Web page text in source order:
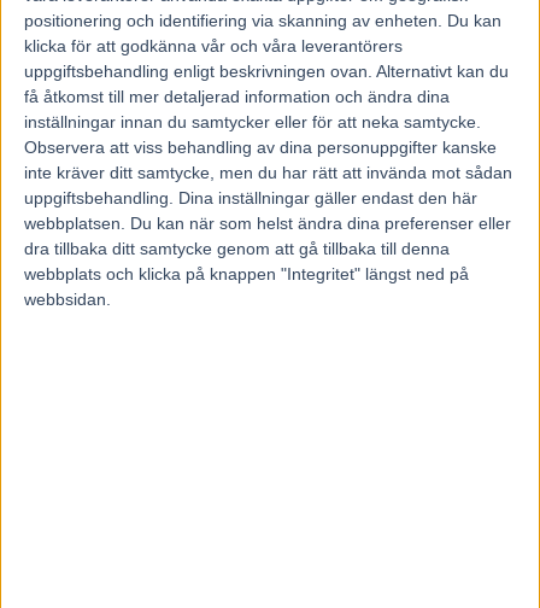
positionering och identifiering via skanning av enheten. Du kan
klicka för att godkänna vår och våra leverantörers
uppgiftsbehandling enligt beskrivningen ovan. Alternativt kan du
få åtkomst till mer detaljerad information och ändra dina
inställningar innan du samtycker eller för att neka samtycke.
Observera att viss behandling av dina personuppgifter kanske
inte kräver ditt samtycke, men du har rätt att invända mot sådan
uppgiftsbehandling. Dina inställningar gäller endast den här
webbplatsen. Du kan när som helst ändra dina preferenser eller
dra tillbaka ditt samtycke genom att gå tillbaka till denna
webbplats och klicka på knappen "Integritet" längst ned på
webbsidan.
–4 Mellby Minerva(V85-8) går ner lite i klass med tanke
på att hon gick mot Going Cash senast. Hon har en bättre
uppgift nu och hon har gjort tre väldigt fina lopp. Hon har
fått ganska tuffa lopp men stått bra hela vägen in alla tre
gångerna, så bra form och lite som Gliding Eagle, kanske
på toppen av sin karriär både form- och
utvecklingsmässigt. Hon är medelplus från start, jag tror
att hon kan öppna rätt så bra där mitt i banan.
Bästa chansen bakom Mellby Knekt?
– Det är Gliding Eagle och Mellby Minerva, kanske lite